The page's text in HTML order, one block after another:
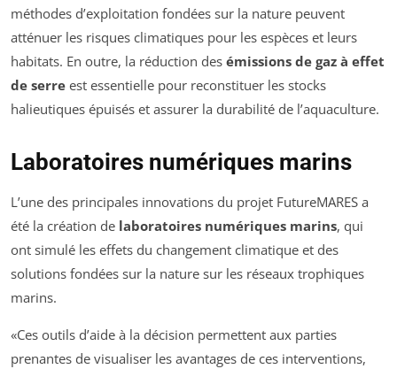
méthodes d’exploitation fondées sur la nature peuvent
atténuer les risques climatiques pour les espèces et leurs
habitats. En outre, la réduction des émissions de gaz à effet
de serre est essentielle pour reconstituer les stocks
halieutiques épuisés et assurer la durabilité de l’aquaculture.
Laboratoires numériques marins
L’une des principales innovations du projet FutureMARES a
été la création de laboratoires numériques marins, qui
ont simulé les effets du changement climatique et des
solutions fondées sur la nature sur les réseaux trophiques
marins.
«Ces outils d’aide à la décision permettent aux parties
prenantes de visualiser les avantages de ces interventions,